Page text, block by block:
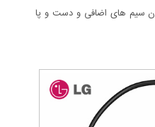
سیم های اضافی و دست و پا